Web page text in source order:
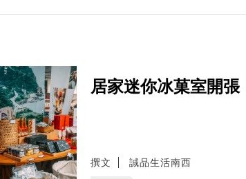
居家迷你冰菓室開
撰文 誠品生活南西